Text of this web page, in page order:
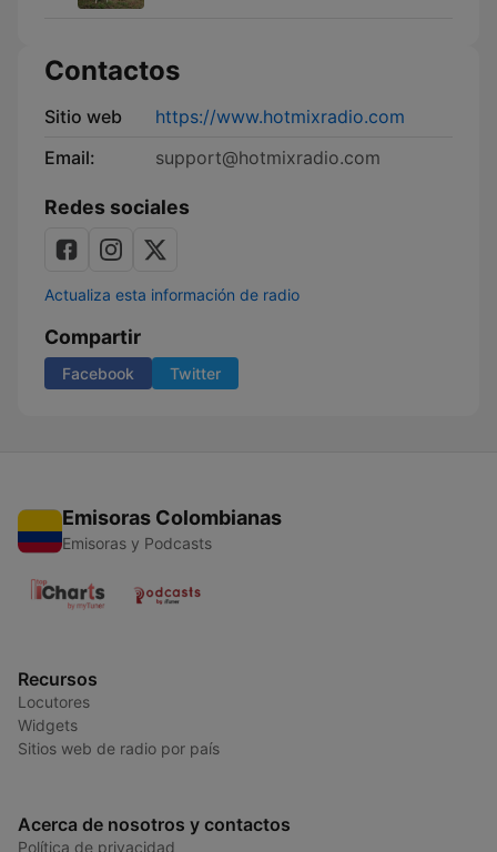
Contactos
Sitio web
https://www.hotmixradio.com
Email:
support@hotmixradio.com
Redes sociales
Actualiza esta información de radio
Compartir
Facebook Twitter
Emisoras Colombianas
Emisoras y Podcasts
Recursos
Locutores
Widgets
Sitios web de radio por país
Acerca de nosotros y contactos
Política de privacidad